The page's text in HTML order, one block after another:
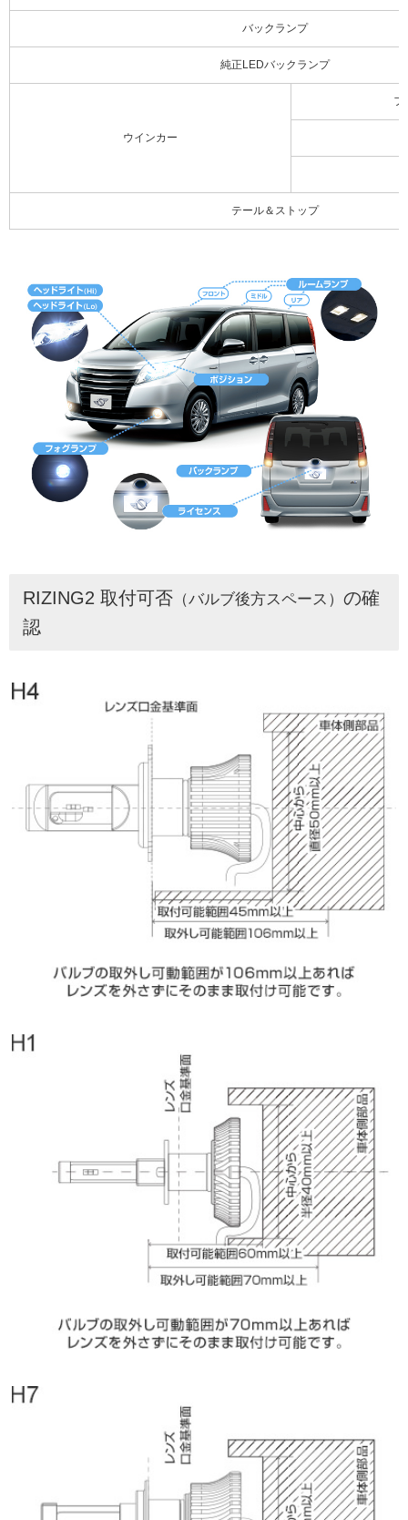
バックランプ
純正LEDバックランプ
ウインカー
フ
テール＆ストップ
RIZING2 取付可否 （バルブ後方スペース） の確
認